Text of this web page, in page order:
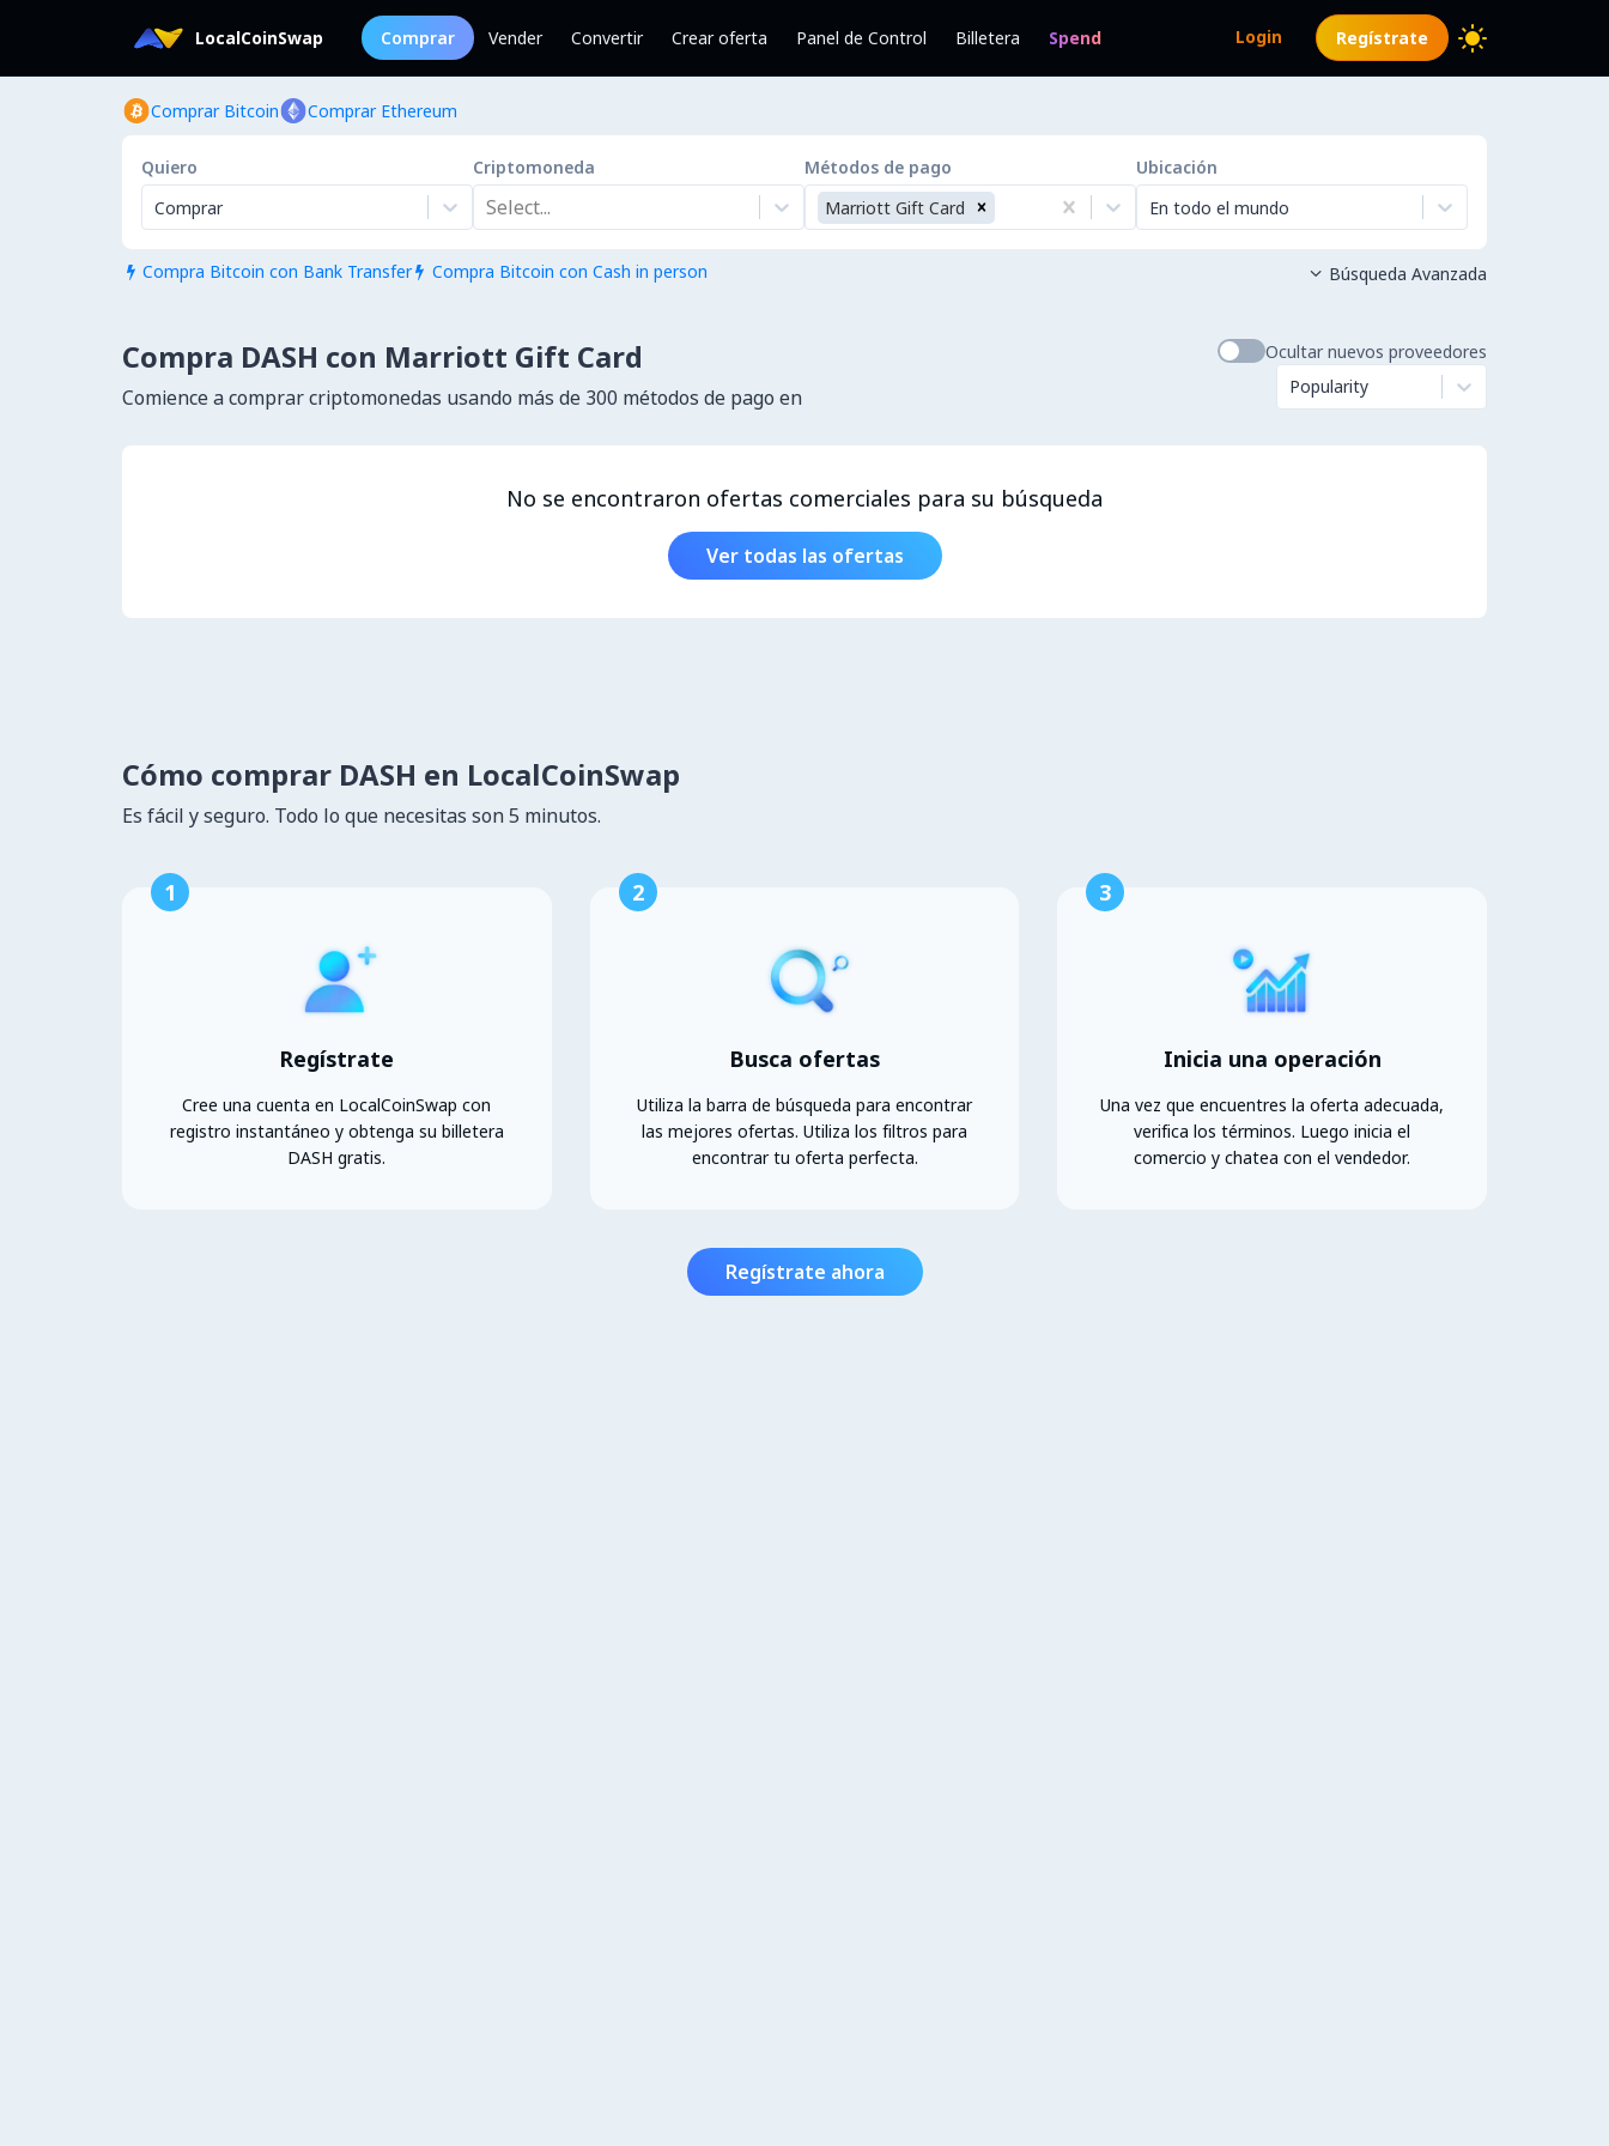
LocalCoinSwap Comprar Vender Convertir Crear oferta Panel de Control Billetera Spend Login Regístrate
Comprar Bitcoin Comprar Ethereum
Quiero
Comprar
Criptomoneda
Select...
Métodos de pago
Marriott Gift Card
Ubicación
En todo el mundo
 Compra Bitcoin con Bank Transfer  Compra Bitcoin con Cash in person  Búsqueda Avanzada
Compra DASH con Marriott Gift Card
Comience a comprar criptomonedas usando más de 300 métodos de pago en
Ocultar nuevos proveedores
Popularity
No se encontraron ofertas comerciales para su búsqueda
Ver todas las ofertas
Cómo comprar DASH en LocalCoinSwap
Es fácil y seguro. Todo lo que necesitas son 5 minutos.
1
Regístrate
Cree una cuenta en LocalCoinSwap con
registro instantáneo y obtenga su billetera
DASH gratis.
2
Busca ofertas
Utiliza la barra de búsqueda para encontrar
las mejores ofertas. Utiliza los filtros para
encontrar tu oferta perfecta.
3
Inicia una operación
Una vez que encuentres la oferta adecuada,
verifica los términos. Luego inicia el
comercio y chatea con el vendedor.
Regístrate ahora